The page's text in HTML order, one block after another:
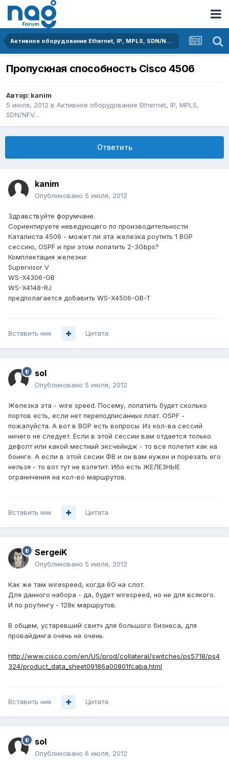
Активное оборудование Ethernet, IP, MPLS, SDN/NFV...
Пропускная способность Cisco 4506
Автор: kanim
5 июля, 2012 в Активное оборудование Ethernet, IP, MPLS,
SDN/NFV...
Ответить
kanim
Опубликовано 5 июля, 2012
Здравствуйте форумчане.
Сориентируете неведующего по производительности
Каталиста 4506 - может ли эта железка роутить 1 BGP
сессию, OSPF и при этом лопатить 2-3Gbps?
Комплектация железки:
Supervisor V
WS-X4306-GB
WS-X4148-RJ
предполагается добавить WS-X4506-GB-T
Вставить ник Цитата
sol
Опубликовано 5 июля, 2012
Железка эта - wire speed. Посему, лопатить будет сколько
портов есть, если нет переподписанных плат. OSPF -
пожалуйста. А вот в BGP есть вопросы. Из кол-ва сессий
ничего не следует. Если в этой сессии вам отдается только
дефолт или какой местный эксчейндж - то все полетит как на
боинге. А если в этой сесии ФВ и он вам нужен и порезать его
нельзя - то вот тут не взлетит. Ибо есть ЖЕЛЕЗНЫЕ
ограничения на кол-во маршрутов.
Вставить ник Цитата
SergeiK
Опубликовано 5 июля, 2012
Как же там wirespeed, когда 6G на слот.
Для данного набора - да, будет wirespeed, но не для всякого.
И по роутингу - 128к маршрутов.
В общем, устаревший свитч для большого бизнеса, для
провайдинга очень не очень.
http://www.cisco.com/en/US/prod/collateral/switches/ps5718/ps4
324/product_data_sheet09186a00801fcaba.html
Вставить ник Цитата
sol
Опубликовано 6 июля, 2012